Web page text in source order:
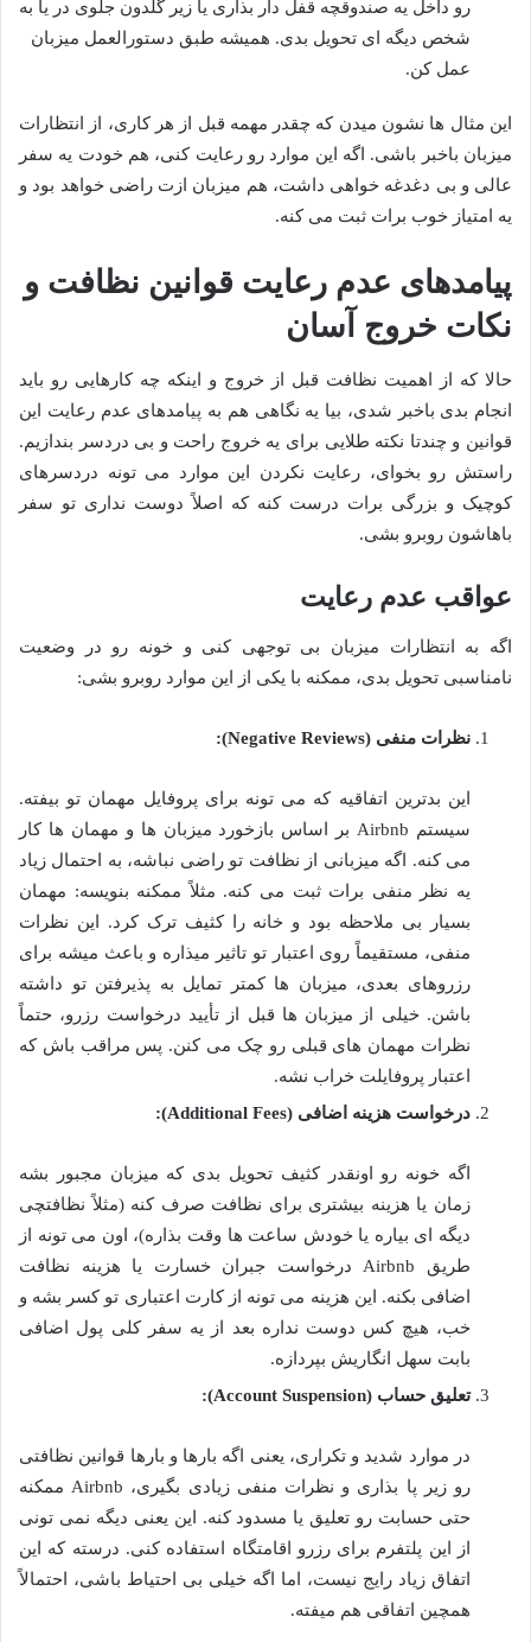
رو داخل یه صندوقچه قفل دار بذاری یا زیر گلدون جلوی در یا به
شخص دیگه ای تحویل بدی. همیشه طبق دستورالعمل میزبان
عمل کن.
این مثال ها نشون میدن که چقدر مهمه قبل از هر کاری، از انتظارات
میزبان باخبر باشی. اگه این موارد رو رعایت کنی، هم خودت یه سفر
عالی و بی دغدغه خواهی داشت، هم میزبان ازت راضی خواهد بود و
یه امتیاز خوب برات ثبت می کنه.
پیامدهای عدم رعایت قوانین نظافت و
نکات خروج آسان
حالا که از اهمیت نظافت قبل از خروج و اینکه چه کارهایی رو باید
انجام بدی باخبر شدی، بیا یه نگاهی هم به پیامدهای عدم رعایت این
قوانین و چندتا نکته طلایی برای یه خروج راحت و بی دردسر بندازیم.
راستش رو بخوای، رعایت نکردن این موارد می تونه دردسرهای
کوچیک و بزرگی برات درست کنه که اصلاً دوست نداری تو سفر
باهاشون روبرو بشی.
عواقب عدم رعایت
اگه به انتظارات میزبان بی توجهی کنی و خونه رو در وضعیت
نامناسبی تحویل بدی، ممکنه با یکی از این موارد روبرو بشی:
نظرات منفی (Negative Reviews):
این بدترین اتفاقیه که می تونه برای پروفایل مهمان تو بیفته.
سیستم Airbnb بر اساس بازخورد میزبان ها و مهمان ها کار
می کنه. اگه میزبانی از نظافت تو راضی نباشه، به احتمال زیاد
یه نظر منفی برات ثبت می کنه. مثلاً ممکنه بنویسه: مهمان
بسیار بی ملاحظه بود و خانه را کثیف ترک کرد. این نظرات
منفی، مستقیماً روی اعتبار تو تاثیر میذاره و باعث میشه برای
رزروهای بعدی، میزبان ها کمتر تمایل به پذیرفتن تو داشته
باشن. خیلی از میزبان ها قبل از تأیید درخواست رزرو، حتماً
نظرات مهمان های قبلی رو چک می کنن. پس مراقب باش که
اعتبار پروفایلت خراب نشه.
درخواست هزینه اضافی (Additional Fees):
اگه خونه رو اونقدر کثیف تحویل بدی که میزبان مجبور بشه
زمان یا هزینه بیشتری برای نظافت صرف کنه (مثلاً نظافتچی
دیگه ای بیاره یا خودش ساعت ها وقت بذاره)، اون می تونه از
طریق Airbnb درخواست جبران خسارت یا هزینه نظافت
اضافی بکنه. این هزینه می تونه از کارت اعتباری تو کسر بشه و
خب، هیچ کس دوست نداره بعد از یه سفر کلی پول اضافی
بابت سهل انگاریش بپردازه.
تعلیق حساب (Account Suspension):
در موارد شدید و تکراری، یعنی اگه بارها و بارها قوانین نظافتی
رو زیر پا بذاری و نظرات منفی زیادی بگیری، Airbnb ممکنه
حتی حسابت رو تعلیق یا مسدود کنه. این یعنی دیگه نمی تونی
از این پلتفرم برای رزرو اقامتگاه استفاده کنی. درسته که این
اتفاق زیاد رایج نیست، اما اگه خیلی بی احتیاط باشی، احتمالاً
همچین اتفاقی هم میفته.